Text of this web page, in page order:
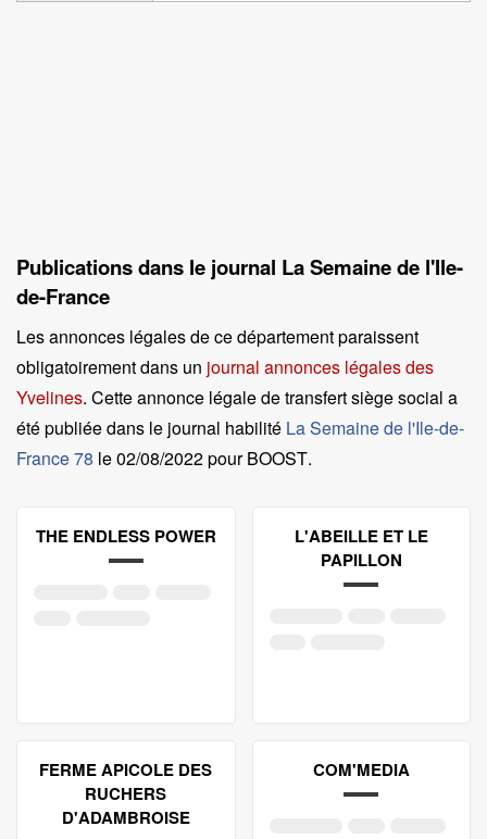
Publications dans le journal La Semaine de l'Ile-
de-France
Les annonces légales de ce département paraissent
obligatoirement dans un journal annonces légales des
Yvelines. Cette annonce légale de transfert siège social a
été publiée dans le journal habilité La Semaine de l'Ile-de-
France 78 le02/08/2022 pour BOOST.
THE ENDLESS POWER
L'ABEILLE ET LE
PAPILLON
FERME APICOLE DES
RUCHERS
D'ADAMBROISE
COM'MEDIA